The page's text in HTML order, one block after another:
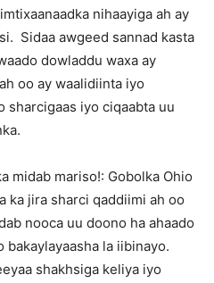
nihaayiga ah ay
Sidaa awgeed sannad kasta
dowladdu waxa ay
oo ay waalidiinta iyo
sharcigaas iyo ciqaabta uu
midab mariso!: Gobolka Ohio
ka jira sharci qaddiimi ah oo
nooca uu doono ha ahaado
la iibinayo.
shakhsiga keliya iyo